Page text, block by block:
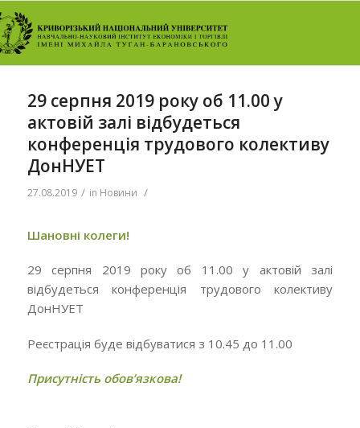
29 серпня 2019 року об 11.00 у
актовій залі відбудеться
конференція трудового колективу
ДонНУЕТ
27.08.2019 / in Новини /
Шановні колеги!
29 серпня 2019 року об 11.00 у актовій залі
відбудетьсяконференція трудового колективу
ДонНУЕТ
Реєстрація буде відбуватися з 10.45 до 11.00
Присутність обов’язкова!